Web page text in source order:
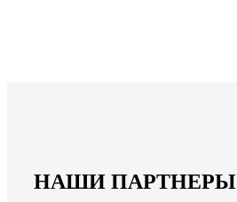
НАШИ ПАРТНЕРЫ